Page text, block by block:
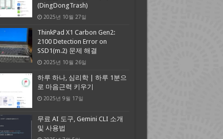
(DingDongTrash)
2025년 10월 27일
ThinkPad X1 Carbon Gen2:
2100 Detection Error on
SSD1(m.2) 문제 해결
2025년 10월 26일
하루 하나, 심리학 | 하루 1분으
로 마음근력 키우기
2025년 9월 17일
무료 AI 도구, Gemini CLI 소개
및 사용법